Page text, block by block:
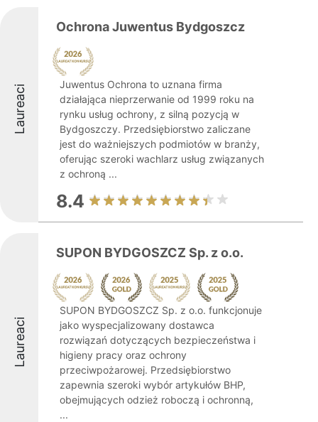
Laureaci
Ochrona Juwentus Bydgoszcz
Juwentus Ochrona to uznana firma
działająca nieprzerwanie od 1999 roku na
rynku usług ochrony, z silną pozycją w
Bydgoszczy. Przedsiębiorstwo zaliczane
jest do ważniejszych podmiotów w branży,
oferując szeroki wachlarz usług związanych
z ochroną ...
8.4
Laureaci
SUPON BYDGOSZCZ Sp. z o.o.
SUPON BYDGOSZCZ Sp. z o.o. funkcjonuje
jako wyspecjalizowany dostawca
rozwiązań dotyczących bezpieczeństwa i
higieny pracy oraz ochrony
przeciwpożarowej. Przedsiębiorstwo
zapewnia szeroki wybór artykułów BHP,
obejmujących odzież roboczą i ochronną,
...